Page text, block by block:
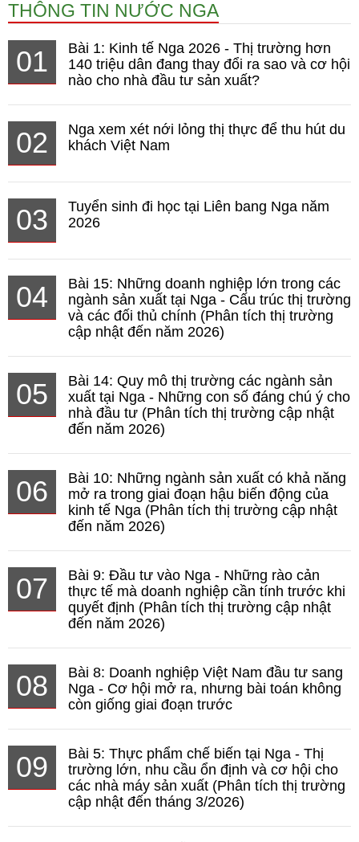
THÔNG TIN NƯỚC NGA
01
Bài 1: Kinh tế Nga 2026 - Thị trường hơn
140 triệu dân đang thay đổi ra sao và cơ hội
nào cho nhà đầu tư sản xuất?
02
Nga xem xét nới lỏng thị thực để thu hút du
khách Việt Nam
03
Tuyển sinh đi học tại Liên bang Nga năm
2026
04
Bài 15: Những doanh nghiệp lớn trong các
ngành sản xuất tại Nga - Cấu trúc thị trường
và các đối thủ chính (Phân tích thị trường
cập nhật đến năm 2026)
05
Bài 14: Quy mô thị trường các ngành sản
xuất tại Nga - Những con số đáng chú ý cho
nhà đầu tư (Phân tích thị trường cập nhật
đến năm 2026)
06
Bài 10: Những ngành sản xuất có khả năng
mở ra trong giai đoạn hậu biến động của
kinh tế Nga (Phân tích thị trường cập nhật
đến năm 2026)
07
Bài 9: Đầu tư vào Nga - Những rào cản
thực tế mà doanh nghiệp cần tính trước khi
quyết định (Phân tích thị trường cập nhật
đến năm 2026)
08
Bài 8: Doanh nghiệp Việt Nam đầu tư sang
Nga - Cơ hội mở ra, nhưng bài toán không
còn giống giai đoạn trước
09
Bài 5: Thực phẩm chế biến tại Nga - Thị
trường lớn, nhu cầu ổn định và cơ hội cho
các nhà máy sản xuất (Phân tích thị trường
cập nhật đến tháng 3/2026)